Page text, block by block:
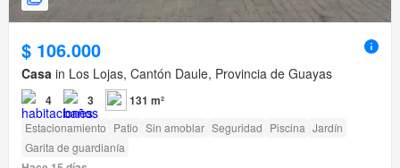
$ 106.000
Casa in Los Lojas, Cantón Daule, Provincia de Guayas
4 3 131 m²
Estacionamiento Patio Sin amoblar Seguridad Piscina Jardín
Garita de guardianía